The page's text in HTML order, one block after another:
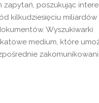
zapytań, poszukując
kilkudziesięciu miliardów
Wyszukiwarki
medium, które